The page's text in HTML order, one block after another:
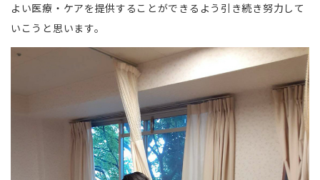
よい医療・ケアを提供することができるよう引き続き努力して
いこうと思います。